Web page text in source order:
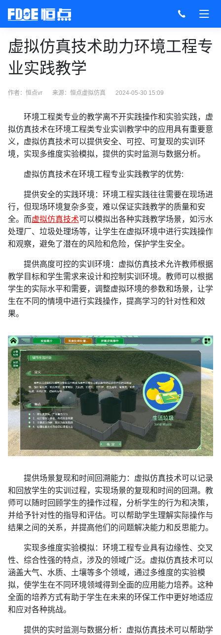
虚拟仿真技术助力环境工程专
业实践教学
作者：恒点vr 来源： 恒点虚拟仿真 2024-05-30 15:09
环境工程类专业的教学离不开实践操作和实验实践，虚
拟仿真技术在环境工程类专业实训教学中的应用具有重要意
义，虚拟仿真技术可以提供安全、可控、可复现的实训环
境，实现多维度实验模拟，提供的实时监测与数据分析。
虚拟仿真技术在环境工程专业实践教学的优势:
提供安全的实践环境：环境工程实践往往需要在现场进
行，但现场环境复杂多变，难以保证实践教学的质量和安
全。而虚拟仿真技术可以模拟出各种实践教学场景，如污水
处理厂、垃圾处理场等，让学生在虚拟环境中进行实践操作
和观察，避免了潜在的风险和危险，保护学生安全。
提供高度可控的实训环境：虚拟仿真技术允许教师根据
教学目标和学生需求来设计和控制实训环境。教师可以根据
学生的实际水平和需要，调整虚拟环境的参数和场景，让学
生在不同的情境中进行实践操作，提高学习的针对性和效
果。
提供场景复现和时间回溯能力：虚拟仿真技术可以记录
和回放学生的实训过程，实现场景的复现和时间的回溯。教
师可以随时回顾学生的操作过程，分析学生的行为和决策，
并给予针对性的指导和评估。可以帮助学生理解实际操作与
结果之间的关系，并提高他们的问题解决能力和反思能力。
实现多维度实验模拟：环境工程专业具有边缘性、交叉
性、综合性强的特点，涉及的领域广泛。虚拟仿真技术可以
涵盖大气、水质、土壤等多个领域，通过多维度的实验模
拟，使学生在不同环境领域得到全面的应用能力培养。这种
全面的培养方式有助于学生在未来的环保工作中更好地适应
和应对各种挑战。
提供的实时监测与数据分析：虚拟仿真技术可以帮助学